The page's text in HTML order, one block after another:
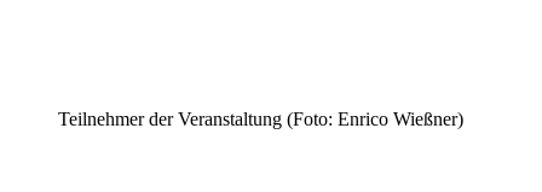
Teilnehmer der Veranstaltung (Foto: Enrico Wießner)